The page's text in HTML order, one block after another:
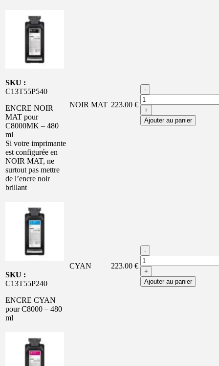
SKU :
C13T55P540
ENCRE NOIR
MAT pour
C8000MK – 480
ml
Si votre imprimante
est configurée en
NOIR MAT, ne
surtout pas mettre
de l’encre noir
brillant
NOIR MAT 223.00 €
-
+
Ajouter au panier
SKU :
C13T55P240
ENCRE CYAN
pour C8000 – 480
ml
CYAN 223.00 €
-
+
Ajouter au panier